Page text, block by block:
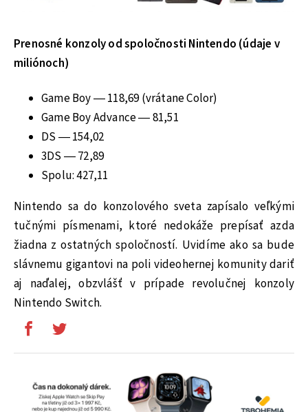
Prenosné konzoly od spoločnosti Nintendo (údaje v
miliónoch)
Game Boy — 118,69 (vrátane Color)
Game Boy Advance — 81,51
DS — 154,02
3DS — 72,89
Spolu: 427,11
Nintendo sa do konzolového sveta zapísalo veľkými
tučnými písmenami, ktoré nedokáže prepísať azda
žiadna z ostatných spoločností. Uvidíme ako sa bude
slávnemu gigantovi na poli videohernej komunity dariť
aj naďalej, obzvlášť v prípade revolučnej konzoly
Nintendo Switch.